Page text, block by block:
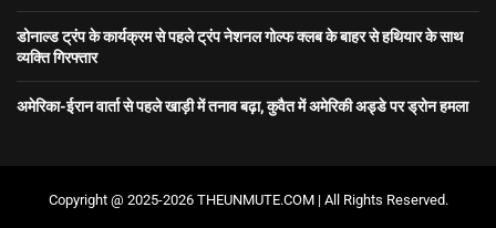
डोनाल्ड ट्रंप के कार्यक्रम से पहले ट्रंप नेशनल गोल्फ क्लब के बाहर से हथियार के साथ
व्यक्ति गिरफ्तार
अमेरिका-ईरान वार्ता से पहले खाड़ी में तनाव बढ़ा, कुवैत में अमेरिकी अड्डे पर ड्रोन हमला
Copyright @ 2025-2026 THEUNMUTE.COM | All Rights Reserved.